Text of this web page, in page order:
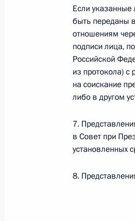
Заседание
по вопросу
и
13 мая 2019 года,
30 апреля
Заседание
по
30 апреля 2019
Если указанные
быть переданы
отношениям
подписи лица,
Российской
из протокола)
на соискание
либо в другом
7.
в Совет при
установленных
8.